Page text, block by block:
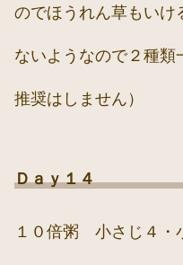
のでほうれん草もいけ
ないようなので２種
推奨はしません）
Ｄａｙ１４
１０倍粥 小さじ４・